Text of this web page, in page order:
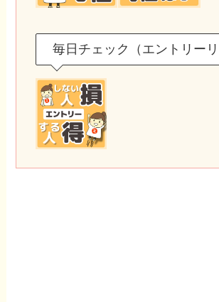
毎日チェック（エントリーリ